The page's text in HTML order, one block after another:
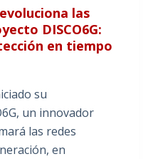
las
DISCO6G:
en tiempo
su
un innovador
las redes
en